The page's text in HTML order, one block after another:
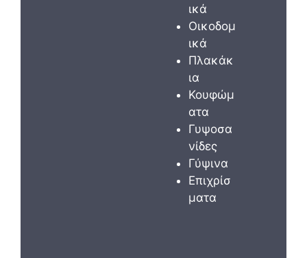
ικά
Οικοδομ
ικά
Πλακάκ
ια
Κουφώμ
ατα
Γυψοσα
νίδες
Γύψινα
Επιχρίσ
ματα